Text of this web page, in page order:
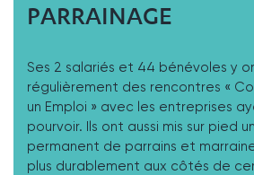
PARRAINAGE
Ses 2 salariés et 44 bénévoles y
régulièrement des rencontres «
un Emploi » avec les entreprises
pourvoir. Ils ont aussi mis sur pied
permanent de parrains et
plus durablement aux côtés de